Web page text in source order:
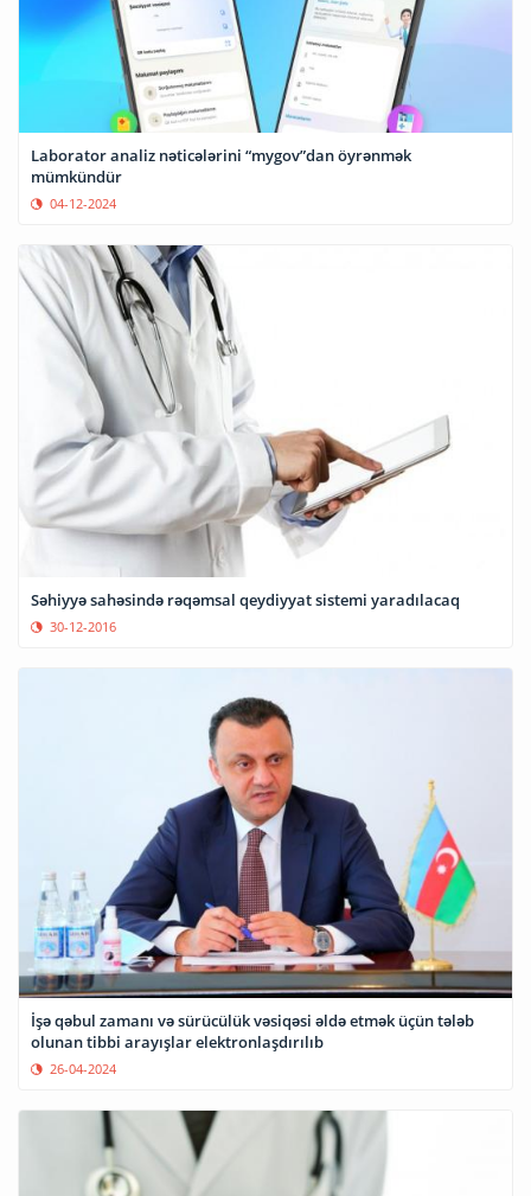
Laborator analiz nəticələrini “mygov”dan öyrənmək
mümkündür
04-12-2024
Səhiyyə sahəsində rəqəmsal qeydiyyat sistemi yaradılacaq
30-12-2016
İşə qəbul zamanı və sürücülük vəsiqəsi əldə etmək üçün tələb
olunan tibbi arayışlar elektronlaşdırılıb
26-04-2024